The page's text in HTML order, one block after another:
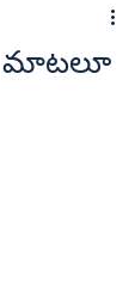
మాటలూ